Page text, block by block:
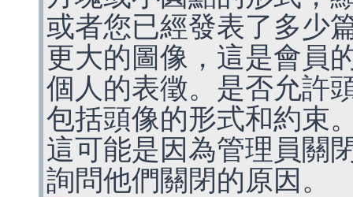
或者您已經發表了多少
更大的圖像，這是會員
個人的表徵。是否允許
包括頭像的形式和約束
這可能是因為管理員關
詢問他們關閉的原因。